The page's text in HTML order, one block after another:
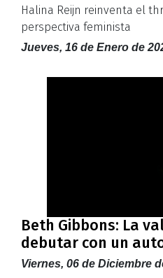
Halina Reijn reinventa el
perspectiva feminista
Jueves, 16 de Enero de
Beth Gibbons: La
debutar con un
Viernes, 06 de Diciembre